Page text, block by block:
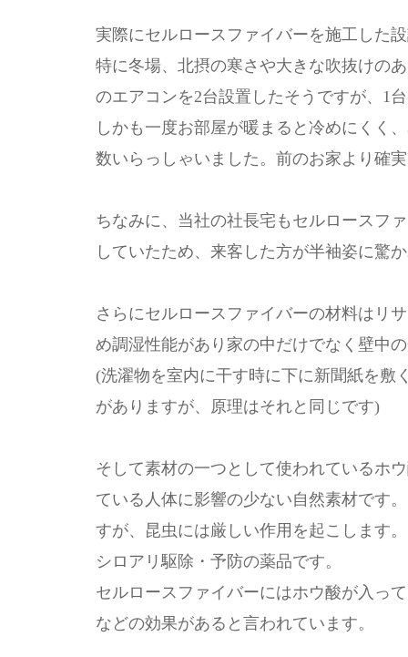
実際にセルロースファイバーを施工した
特に冬場、北摂の寒さや大きな吹抜けの
のエアコンを2台設置したそうですが、1
しかも一度お部屋が暖まると冷めにくく
数いらっしゃいました。前のお家より確
ちなみに、当社の社長宅もセルロースフ
していたため、来客した方が半袖姿に驚
さらにセルロースファイバーの材料はリ
め調湿性能があり家の中だけでなく壁中
(洗濯物を室内に干す時に下に新聞紙を敷
がありますが、原理はそれと同じです)
そして素材の一つとして使われているホ
ている人体に影響の少ない自然素材です
すが、昆虫には厳しい作用を起こします
シロアリ駆除・予防の薬品です。
セルロースファイバーにはホウ酸が入っ
などの効果があると言われています。